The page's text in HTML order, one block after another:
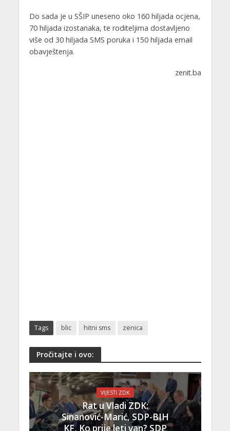
Do sada je u SŠIP uneseno oko 160 hiljada ocjena,
70 hiljada izostanaka, te roditeljima dostavljeno
više od 30 hiljada SMS poruka i 150 hiljada email
obavještenja.
zenit.ba
Tags blic hitni sms zenica
Pročitajte i ovo:
VIJESTI ZDK
Rat u Vladi ZDK:
Sinanović-Marić, SDP-BIH
KF, Ko prije leti van? SDP